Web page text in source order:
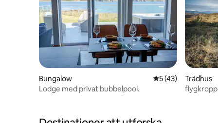
Bungalow 5 av 5 i
5 (43)
Lodge med privat bubbelpool.
Trädhus